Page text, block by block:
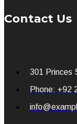
Contact Us
301 Princes
Phone: +92